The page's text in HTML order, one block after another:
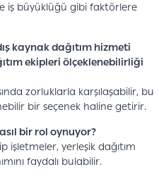
iş büyüklüğü gibi faktörlere
kaynak dağıtım hizmeti
ekipleri ölçeklenebilirliği
zorluklarla karşılaşabilir, bu
bir seçenek haline getirir.
bir rol oynuyor?
işletmeler, yerleşik dağıtım
faydalı bulabilir.